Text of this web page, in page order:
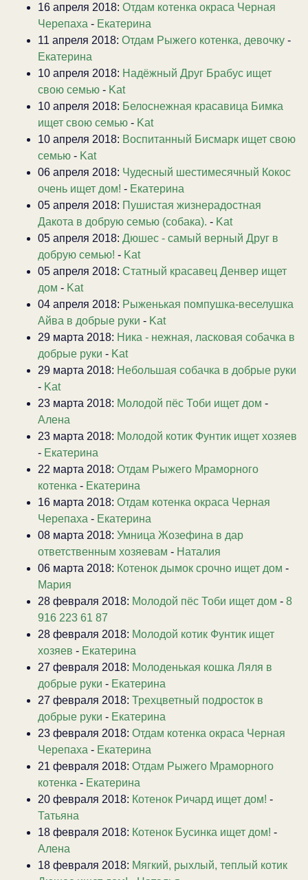
16 апреля 2018: Отдам котенка окраса Черная
Черепаха - Екатерина
11 апреля 2018: Отдам Рыжего котенка, девочку -
Екатерина
10 апреля 2018: Надёжный Друг Брабус ищет
свою семью - Kat
10 апреля 2018: Белоснежная красавица Бимка
ищет свою семью - Kat
10 апреля 2018: Воспитанный Бисмарк ищет свою
семью - Kat
06 апреля 2018: Чудесный шестимесячный Кокос
очень ищет дом! - Екатерина
05 апреля 2018: Пушистая жизнерадостная
Дакота в добрую семью (собака). - Kat
05 апреля 2018: Дюшес - самый верный Друг в
добрую семью! - Kat
05 апреля 2018: Статный красавец Денвер ищет
дом - Kat
04 апреля 2018: Рыженькая помпушка-веселушка
Айва в добрые руки - Kat
29 марта 2018: Ника - нежная, ласковая собачка в
добрые руки - Kat
29 марта 2018: Небольшая собачка в добрые руки
- Kat
23 марта 2018: Молодой пёс Тоби ищет дом -
Алена
23 марта 2018: Молодой котик Фунтик ищет хозяев
- Екатерина
22 марта 2018: Отдам Рыжего Мраморного
котенка - Екатерина
16 марта 2018: Отдам котенка окраса Черная
Черепаха - Екатерина
08 марта 2018: Умница Жозефина в дар
ответственным хозяевам - Наталия
06 марта 2018: Котенок дымок срочно ищет дом -
Мария
28 февраля 2018: Молодой пёс Тоби ищет дом - 8
916 223 61 87
28 февраля 2018: Молодой котик Фунтик ищет
хозяев - Екатерина
27 февраля 2018: Молоденькая кошка Ляля в
добрые руки - Екатерина
27 февраля 2018: Трехцветный подросток в
добрые руки - Екатерина
23 февраля 2018: Отдам котенка окраса Черная
Черепаха - Екатерина
21 февраля 2018: Отдам Рыжего Мраморного
котенка - Екатерина
20 февраля 2018: Котенок Ричард ищет дом! -
Татьяна
18 февраля 2018: Котенок Бусинка ищет дом! -
Алена
18 февраля 2018: Мягкий, рыхлый, теплый котик